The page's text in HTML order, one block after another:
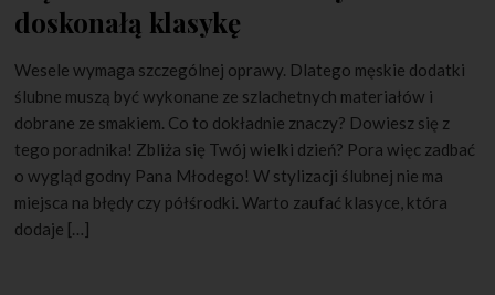
doskonałą klasykę
Wesele wymaga szczególnej oprawy. Dlatego męskie dodatki
ślubne muszą być wykonane ze szlachetnych materiałów i
dobrane ze smakiem. Co to dokładnie znaczy? Dowiesz się z
tego poradnika! Zbliża się Twój wielki dzień? Pora więc zadbać
o wygląd godny Pana Młodego! W stylizacji ślubnej nie ma
miejsca na błędy czy półśrodki. Warto zaufać klasyce, która
dodaje […]